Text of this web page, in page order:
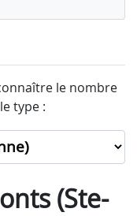
le nombre
type :
(Ste-